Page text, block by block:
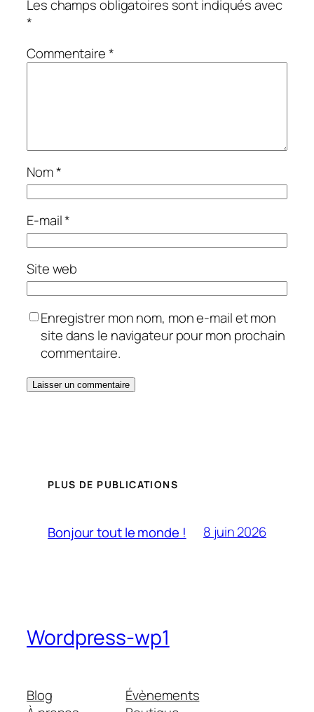
Les champs obligatoires sont indiqués avec
*
Commentaire*
Nom*
E-mail*
Site web
Enregistrer mon nom, mon e-mail et mon
site dans le navigateur pour mon prochain
commentaire.
PLUS DE PUBLICATIONS
Bonjour tout le monde ! 8 juin 2026
Wordpress-wp1
Blog
Évènements